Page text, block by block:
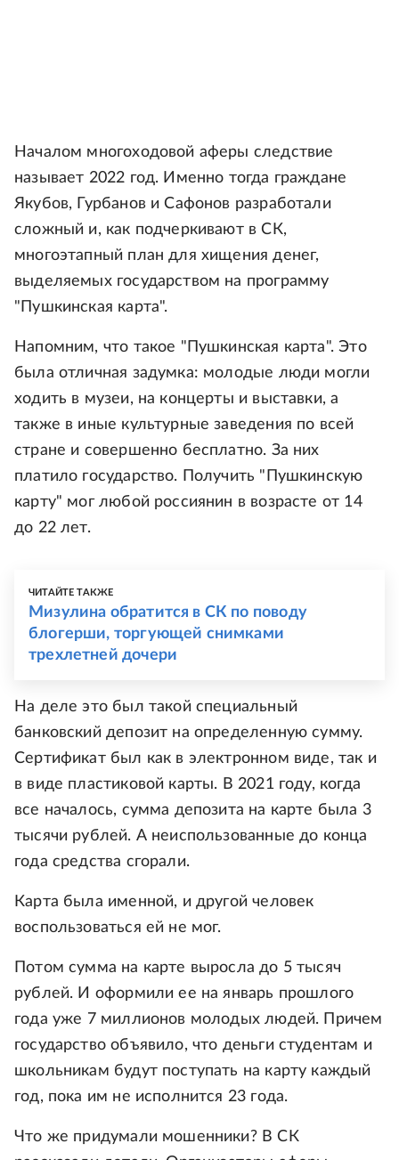
Началом многоходовой аферы следствие
называет 2022 год. Именно тогда граждане
Якубов, Гурбанов и Сафонов разработали
сложный и, как подчеркивают в СК,
многоэтапный план для хищения денег,
выделяемых государством на программу
"Пушкинская карта".
Напомним, что такое "Пушкинская карта". Это
была отличная задумка: молодые люди могли
ходить в музеи, на концерты и выставки, а
также в иные культурные заведения по всей
стране и совершенно бесплатно. За них
платило государство. Получить "Пушкинскую
карту" мог любой россиянин в возрасте от 14
до 22 лет.
ЧИТАЙТЕ ТАКЖЕ
Mизулина обратится в СК по поводу
блогерши, торгующей снимками
трехлетней дочери
На деле это был такой специальный
банковский депозит на определенную сумму.
Сертификат был как в электронном виде, так и
в виде пластиковой карты. В 2021 году, когда
все началось, сумма депозита на карте была 3
тысячи рублей. А неиспользованные до конца
года средства сгорали.
Карта была именной, и другой человек
воспользоваться ей не мог.
Потом сумма на карте выросла до 5 тысяч
рублей. И оформили ее на январь прошлого
года уже 7 миллионов молодых людей. Причем
государство объявило, что деньги студентам и
школьникам будут поступать на карту каждый
год, пока им не исполнится 23 года.
Что же придумали мошенники? В СК